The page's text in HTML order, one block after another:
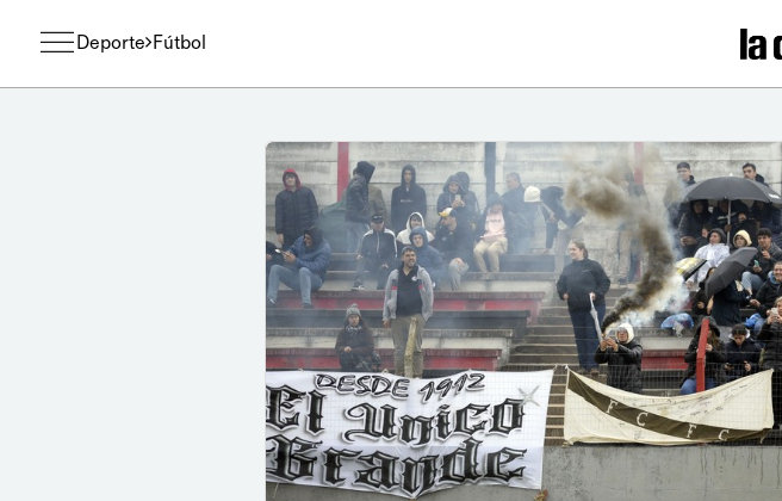
Deporte Fútbol